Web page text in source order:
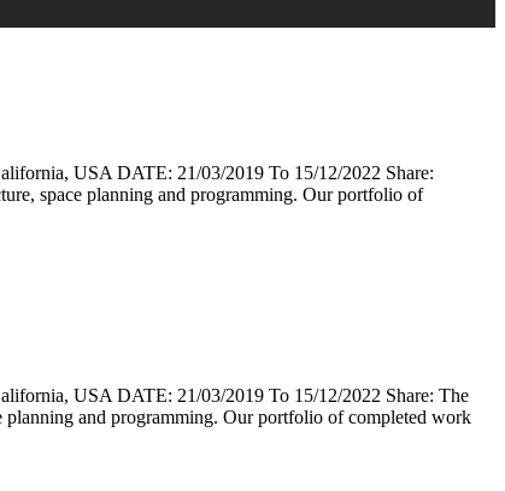
USA DATE: 21/03/2019 To 15/12/2022 Share:
space planning and programming. Our portfolio of
USA DATE: 21/03/2019 To 15/12/2022 Share: The
and programming. Our portfolio of completed work